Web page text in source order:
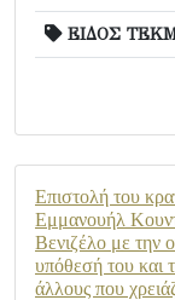
ΕΙΔΟΣ
Επιστολή του
Εμμανουήλ
Βενιζέλο με την
υπόθεσή του και
άλλους που